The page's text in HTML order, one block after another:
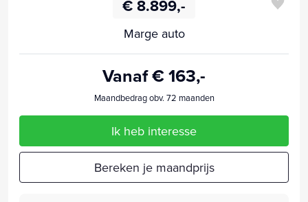
€ 8.899,-
Marge auto
Vanaf € 163,-
Maandbedrag obv. 72 maanden
Ik heb interesse
Bereken je maandprijs